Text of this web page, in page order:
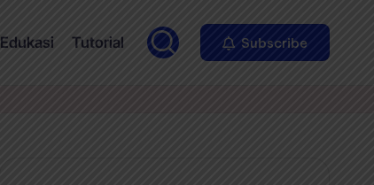
Edukasi Tutorial Subscribe